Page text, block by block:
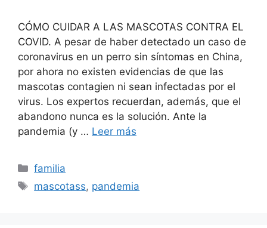
CÓMO CUIDAR A LAS MASCOTAS CONTRA EL
COVID. A pesar de haber detectado un caso de
coronavirus en un perro sin síntomas en China,
por ahora no existen evidencias de que las
mascotas contagien ni sean infectadas por el
virus. Los expertos recuerdan, además, que el
abandono nunca es la solución. Ante la
pandemia (y … Leer más
Categorías
familia
Etiquetas
mascotass, pandemia